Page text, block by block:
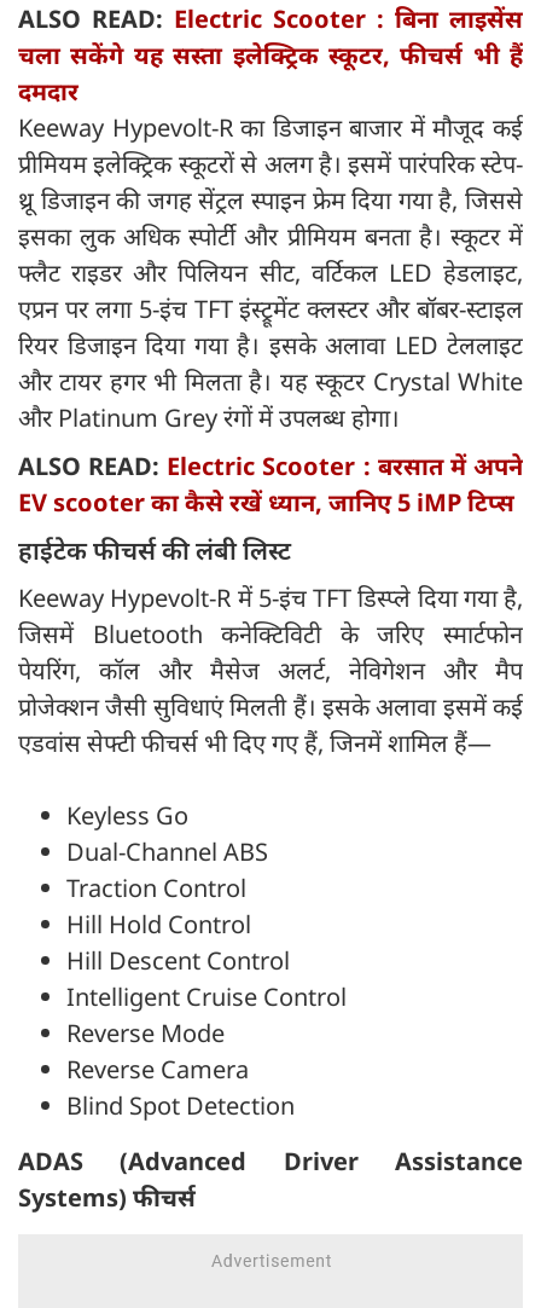
ALSO READ: Electric Scooter : बिना लाइसेंस
चला सकेंगे यह सस्ता इलेक्ट्रिक स्कूटर, फीचर्स भी हैं
दमदार
Keeway Hypevolt-R का डिजाइन बाजार में मौजूद कई
प्रीमियम इलेक्ट्रिक स्कूटरों से अलग है। इसमें पारंपरिक स्टेप-
थ्रू डिजाइन की जगह सेंट्रल स्पाइन फ्रेम दिया गया है, जिससे
इसका लुक अधिक स्पोर्टी और प्रीमियम बनता है। स्कूटर में
फ्लैट राइडर और पिलियन सीट, वर्टिकल LED हेडलाइट,
एप्रन पर लगा 5-इंच TFT इंस्ट्रूमेंट क्लस्टर और बॉबर-स्टाइल
रियर डिजाइन दिया गया है। इसके अलावा LED टेललाइट
और टायर हगर भी मिलता है। यह स्कूटर Crystal White
और Platinum Grey रंगों में उपलब्ध होगा।
ALSO READ: Electric Scooter : बरसात में अपने
EV scooter का कैसे रखें ध्यान, जानिए 5 iMP टिप्स
हाईटेक फीचर्स की लंबी लिस्ट
Keeway Hypevolt-R में 5-इंच TFT डिस्प्ले दिया गया है,
जिसमें Bluetooth कनेक्टिविटी के जरिए स्मार्टफोन
पेयरिंग, कॉल और मैसेज अलर्ट, नेविगेशन और मैप
प्रोजेक्शन जैसी सुविधाएं मिलती हैं। इसके अलावा इसमें कई
एडवांस सेफ्टी फीचर्स भी दिए गए हैं, जिनमें शामिल हैं—
Keyless Go
Dual-Channel ABS
Traction Control
Hill Hold Control
Hill Descent Control
Intelligent Cruise Control
Reverse Mode
Reverse Camera
Blind Spot Detection
ADAS (Advanced Driver Assistance
Systems) फीचर्स